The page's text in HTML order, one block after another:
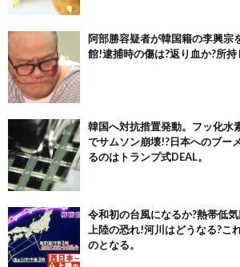
阿部勝容疑者が韓国籍の李興宗
館!逮捕時の傷は?返り血か?所持
韓国へ対抗措置発動。フッ化水
でサムソン崩壊!?日本へのブー
るのはトランプ式DEAL。
令和初の台風になるか?熱帯低
上陸の恐れ!河川はどうなる?こ
のとなる。